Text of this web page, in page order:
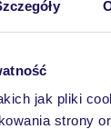
jak pliki
strony